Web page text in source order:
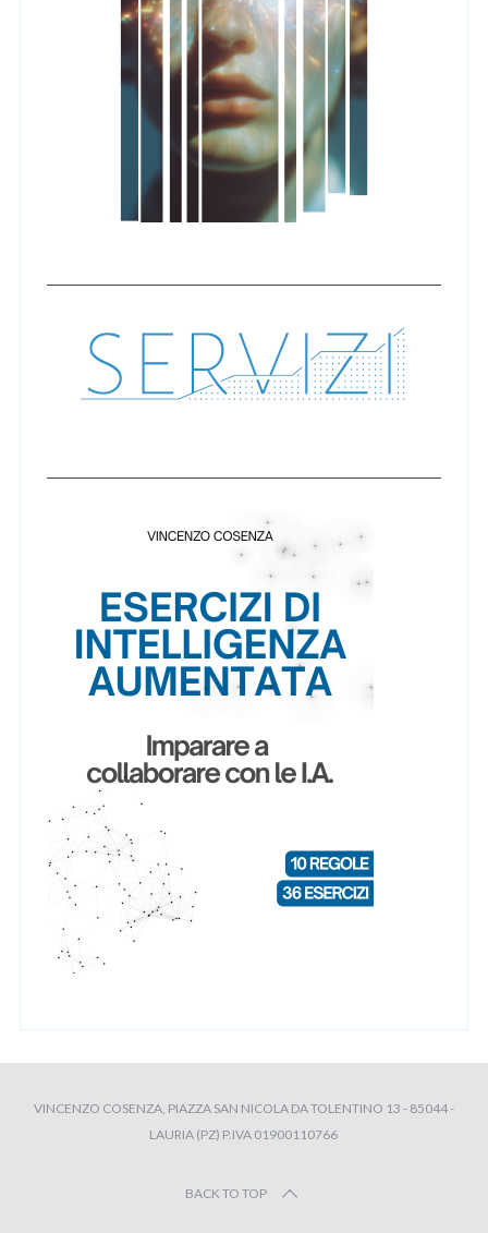
VINCENZO COSENZA, PIAZZA SAN NICOLA DA TOLENTINO 13 - 85044 -
LAURIA (PZ) P.IVA 01900110766
BACK TO TOP